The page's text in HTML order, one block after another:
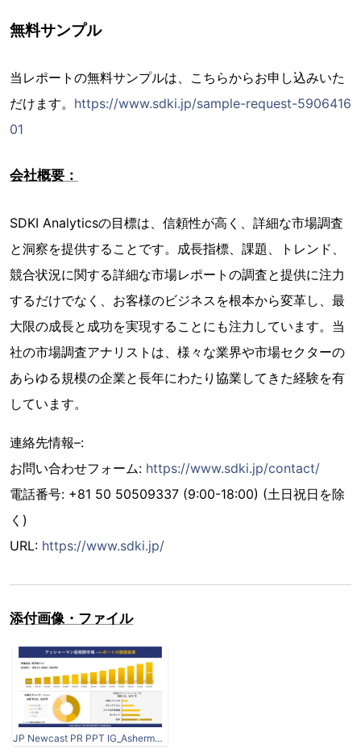
無料サンプル
当レポートの無料サンプルは、こちらからお申し込みいた
だけます。 https://www.sdki.jp/sample-request-5906416
01
会社概要：
SDKI Analyticsの目標は、信頼性が高く、詳細な市場調査
と洞察を提供することです。成長指標、課題、トレンド、
競合状況に関する詳細な市場レポートの調査と提供に注力
するだけでなく、お客様のビジネスを根本から変革し、最
大限の成長と成功を実現することにも注力しています。当
社の市場調査アナリストは、様々な業界や市場セクターの
あらゆる規模の企業と長年にわたり協業してきた経験を有
しています。
連絡先情報–:
お問い合わせフォーム: https://www.sdki.jp/contact/
電話番号: +81 50 50509337 (9:00-18:00) (土日祝日を除
く)
URL: https://www.sdki.jp/
添付画像・ファイル
JP Newcast PR PPT IG_Ashermans Syndrome Market.jpg